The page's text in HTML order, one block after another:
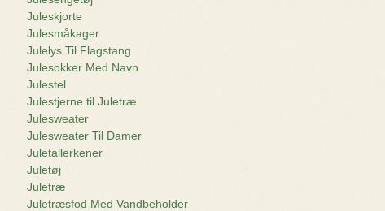
Juleskjorte
Julesmåkager
Julelys Til Flagstang
Julesokker Med Navn
Julestel
Julestjerne til Juletræ
Julesweater
Julesweater Til Damer
Juletallerkener
Juletøj
Juletræ
Juletræsfod Med Vandbeholder